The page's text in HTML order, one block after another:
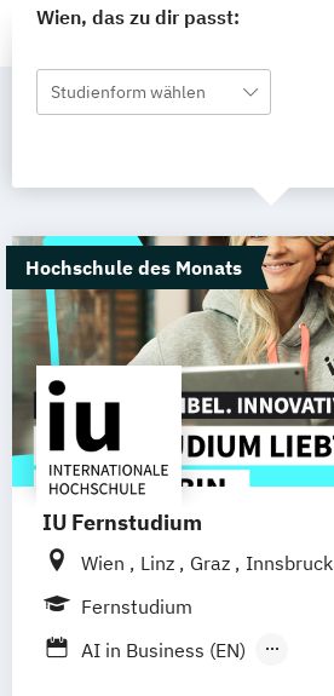
Wien, das zu dir passt:
Studienform wählen
Hochschule des Monats
IU Fernstudium
Wien Linz Graz Innsbruck
Fernstudium
AI in Business (EN)